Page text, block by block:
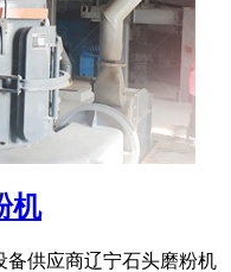
机
备供应商辽宁石头磨粉机